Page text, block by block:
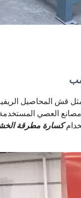
قش المحاصيل
العصي
كسارة مطرقة